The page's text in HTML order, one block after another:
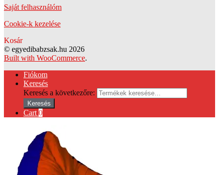
Saját felhasználóm
Cookie-k kezelése
Kosár
© egyedibabzsak.hu 2026
Built with WooCommerce.
Fiókom
Keresés
Keresés a következőre:
Keresés
Cart 0